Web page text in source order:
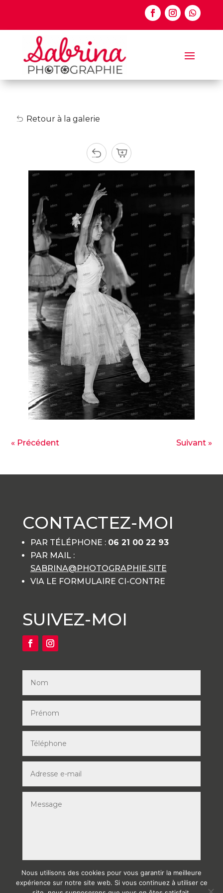
Retour à la galerie
« Précédent Suivant »
CONTACTEZ-MOI
PAR TÉLÉPHONE : 06 21 00 22 93
PAR MAIL :
SABRINA@PHOTOGRAPHIE.SITE
VIA LE FORMULAIRE CI-CONTRE
SUIVEZ-MOI
ENVOYER
Nous utilisons des cookies pour vous garantir la meilleure
expérience sur notre site web. Si vous continuez à utiliser ce